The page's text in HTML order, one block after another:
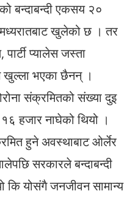
बन्दाबन्दी एकसय २०
खुलेको छ । तर
प्यालेस जस्ता
खुल्ला भएका छैनन् ।
संक्रमितको संख्या दुइ
१६ हजार नाघेको थियो ।
हुने अवस्थाबाट ओर्लेर
सरकारले बन्दाबन्दी
कि योसंगै जनजीवन सामान्य